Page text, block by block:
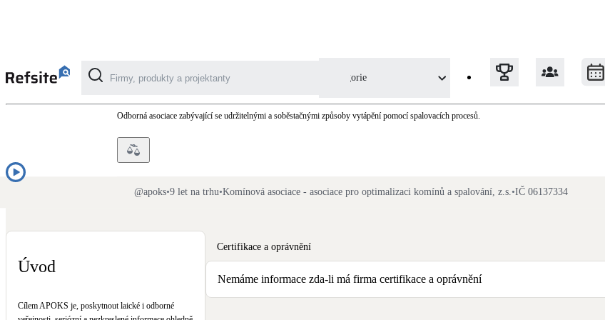
Kategorie
Fotovoltaika
Okna / dveře
Balkonové sestavy
Komínová asociace - asociace pro optimalizaci komínů a spalování
Odborná asociace zabývající se udržitelnými a soběstačnými způsoby vytápění pomocí spalovacích procesů.
@apoks•9 let na trhu•Komínová asociace - asociace pro optimalizaci komínů a spalování, z.s.•IČ 06137334
Úvod
Cílem APOKS je, poskytnout laické i odborné
Certifikace a oprávnění
Nemáme informace zda-li má firma certifikace a oprávnění